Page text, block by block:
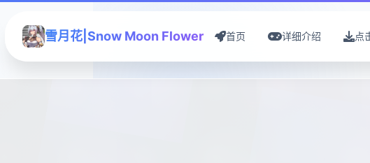
雪月花|Snow Moon Flower 首页 详细介绍 点